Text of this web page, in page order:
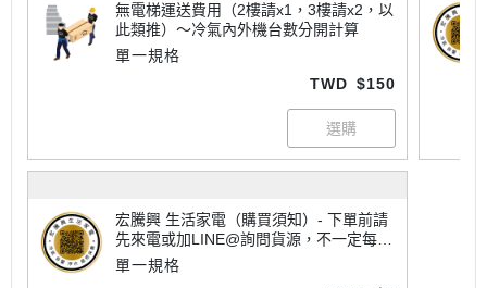
無電梯運送費用（2樓請x1，3樓請x2，以
此類推）～冷氣內外機台數分開計算
單一規格
TWD $150
宏騰興 生活家電（購買須知）- 下單前請
先來電或加LINE@詢問貨源，不一定每樣
商品都有現貨喔！大家電有配送地區限制
請詢問運費，不一定每個商品都免運唷~
單一規格